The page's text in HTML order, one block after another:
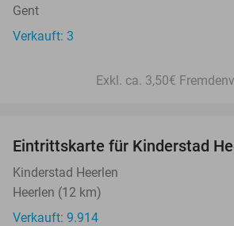
Gent
Verkauft: 3
Exkl. ca. 3,50€
Eintrittskarte für Kinderstad
Kinderstad Heerlen
Heerlen (12 km)
Verkauft: 9.914